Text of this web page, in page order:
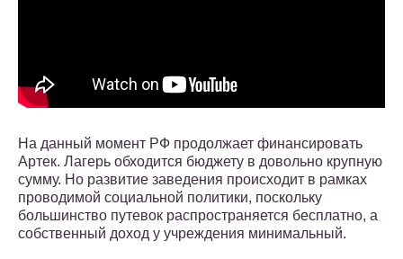
На данный момент РФ продолжает финансировать
Артек. Лагерь обходится бюджету в довольно крупную
сумму. Но развитие заведения происходит в рамках
проводимой социальной политики, поскольку
большинство путевок распространяется бесплатно, а
собственный доход у учреждения минимальный.